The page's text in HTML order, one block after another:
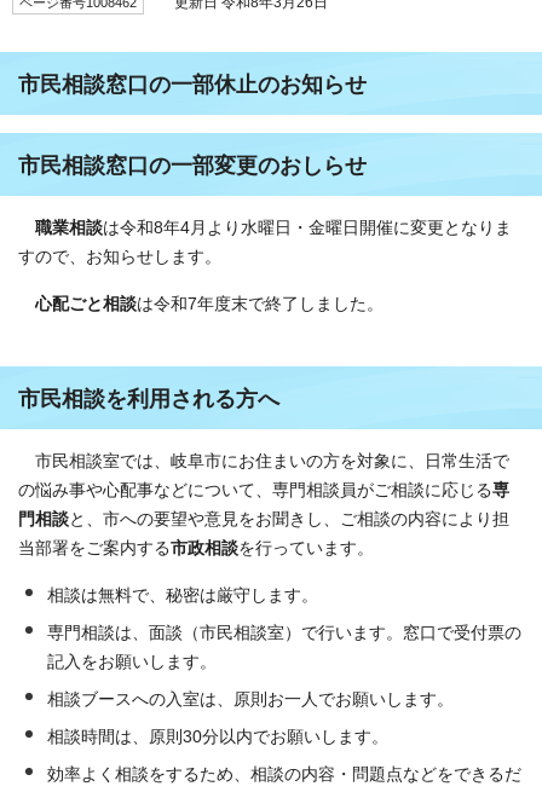
市民相談窓口の一部休止のお知らせ
市民相談窓口の一部変更のおしらせ
職業相談は令和8年4月より水曜日・金曜日開催に変更となりま
すので、お知らせします。
心配ごと相談は令和7年度末で終了しました。
市民相談を利用される方へ
市民相談室では、岐阜市にお住まいの方を対象に、日常生活で
の悩み事や心配事などについて、専門相談員がご相談に応じる専
門相談と、市への要望や意見をお聞きし、ご相談の内容により担
当部署をご案内する市政相談を行っています。
相談は無料で、秘密は厳守します。
専門相談は、面談（市民相談室）で行います。窓口で受付票の
記入をお願いします。
相談ブースへの入室は、原則お一人でお願いします。
相談時間は、原則30分以内でお願いします。
効率よく相談をするため、相談の内容・問題点などをできるだ